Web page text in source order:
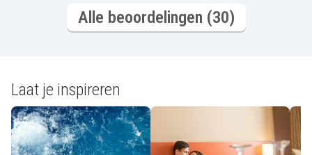
Alle beoordelingen (30)
Laat je inspireren